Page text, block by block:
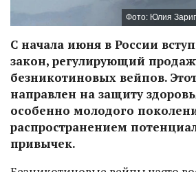
Фото: Юлия
С начала июня в России
закон, регулирующий
безникотиновых вейпов.
направлен на защиту
особенно молодого
распространением
привычек.